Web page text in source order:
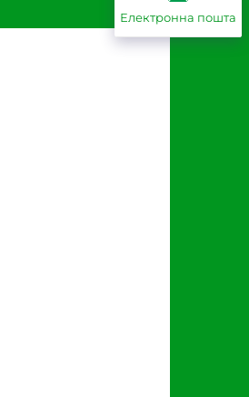
Електронна пошта